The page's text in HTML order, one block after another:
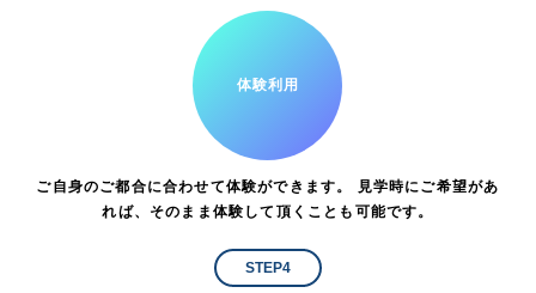
体験利用
ご自身のご都合に合わせて体験ができます。 見学時にご希望があ
れば、そのまま体験して頂くことも可能です。
STEP4